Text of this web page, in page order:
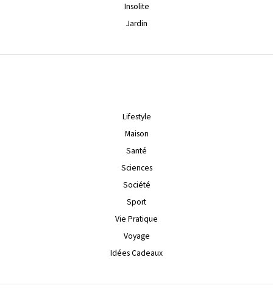
Insolite
Jardin
Lifestyle
Maison
Santé
Sciences
Société
Sport
Vie Pratique
Voyage
Idées Cadeaux